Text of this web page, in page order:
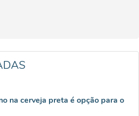
na cerveja preta é opção para o